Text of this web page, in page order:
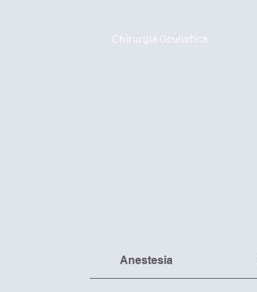
Chirurgia Oculistica
Anestesia